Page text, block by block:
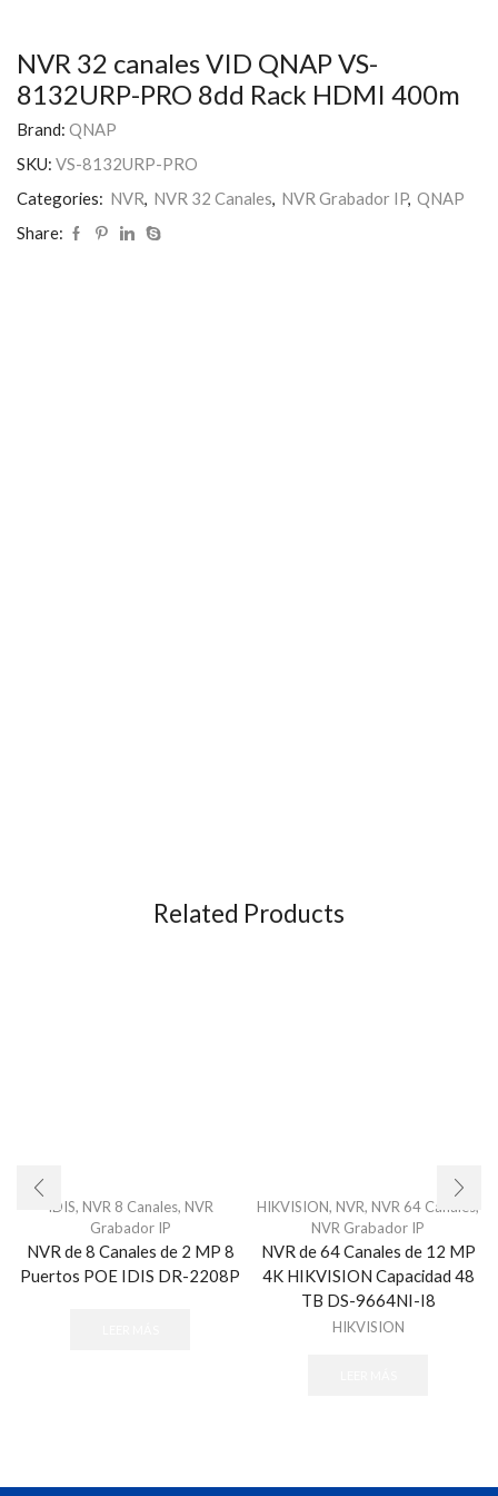
NVR 32 canales VID QNAP VS-
8132URP-PRO 8dd Rack HDMI 400m
Brand: QNAP
SKU: VS-8132URP-PRO
Categories: NVR, NVR 32 Canales, NVR Grabador IP, QNAP
Share:
Related Products
IDIS, NVR 8 Canales, NVR
Grabador IP
NVR de 8 Canales de 2 MP 8
Puertos POE IDIS DR-2208P
HIKVISION, NVR, NVR 64 Canales,
NVR Grabador IP
NVR de 64 Canales de 12 MP
4K HIKVISION Capacidad 48
TB DS-9664NI-I8
HIKVISION